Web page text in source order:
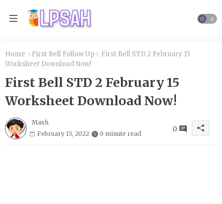
Home First Bell Follow Up
First Bell STD 2 February 15
Worksheet Download Now!
First Bell STD 2 February 15
Worksheet Download Now!
Mash
February 15, 2022
0 minute read
0